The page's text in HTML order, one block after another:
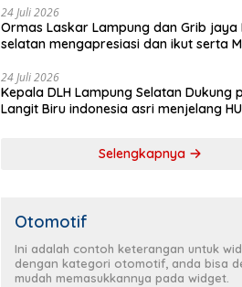
24 Juli 2026
Ormas Laskar Lampung dan Grib jaya
selatan mengapresiasi dan ikut serta
pimpinan cabang) Partai Demokrat
Selatan gelar aksi bersih-bersih pantai
menanam pohon
24 Juli 2026
Kepala DLH Lampung Selatan Dukung
Langit Biru indonesia asri menjelang
Selengkapnya
Otomotif
Ini adalah contoh keterangan untuk
dengan kategori otomotif, anda bisa
mudah memasukkannya pada widget.